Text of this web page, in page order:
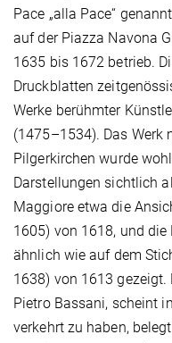
Pace „alla Pace“
auf der Piazza Navona
1635 bis 1672 betrieb.
Druckblatten
Werke berühmter
(1475–1534). Das Werk
Pilgerkirchen wurde
Darstellungen sichtlich
Maggiore etwa die
1605) von 1618, und
ähnlich wie auf dem
1638) von 1613 gezeigt.
Pietro Bassani, scheint
verkehrt zu haben,